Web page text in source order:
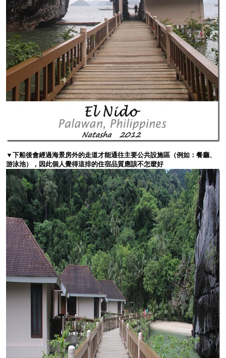
▼下船後會經過海景房外的走道才能通往主要公共設施區（例如：餐廳、
游泳池），因此個人覺得這排的住宿品質應該不怎麼好